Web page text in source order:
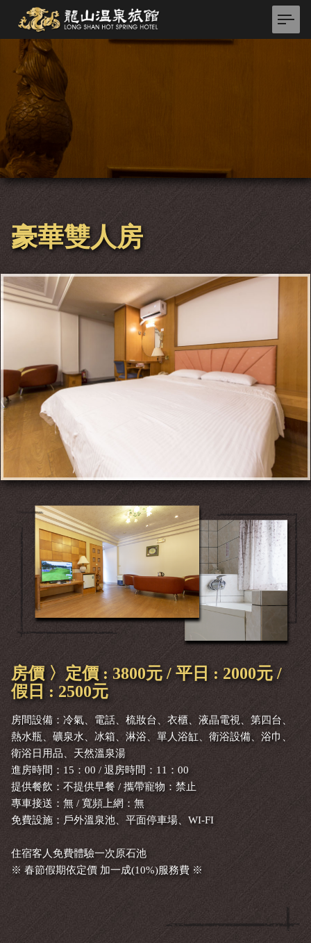
豪華雙人房
房價 〉定價 : 3800元 / 平日 : 2000元 /
假日 : 2500元
房間設備：冷氣、電話、梳妝台、衣櫃、液晶電視、第四台、
熱水瓶、礦泉水、冰箱、淋浴、單人浴缸、衛浴設備、浴巾、
衛浴日用品、天然溫泉湯
進房時間：15：00 / 退房時間：11：00
提供餐飲：不提供早餐 / 攜帶寵物：禁止
專車接送：無 / 寬頻上網：無
免費設施：戶外溫泉池、平面停車場、WI-FI
住宿客人免費體驗一次原石池
※ 春節假期依定價 加一成(10%)服務費 ※